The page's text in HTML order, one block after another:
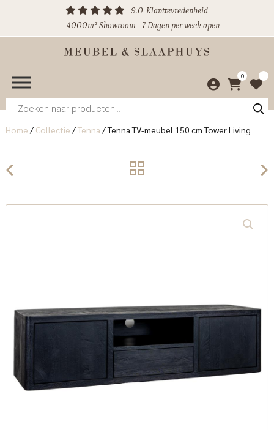
9.0 Klanttevredenheid
4000m² Showroom
7 Dagen per week open
0
Producten
zoeken
Home / Collectie /Tenna /Tenna TV-meubel 150 cm Tower Living